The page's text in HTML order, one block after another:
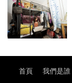
首頁 我們是誰